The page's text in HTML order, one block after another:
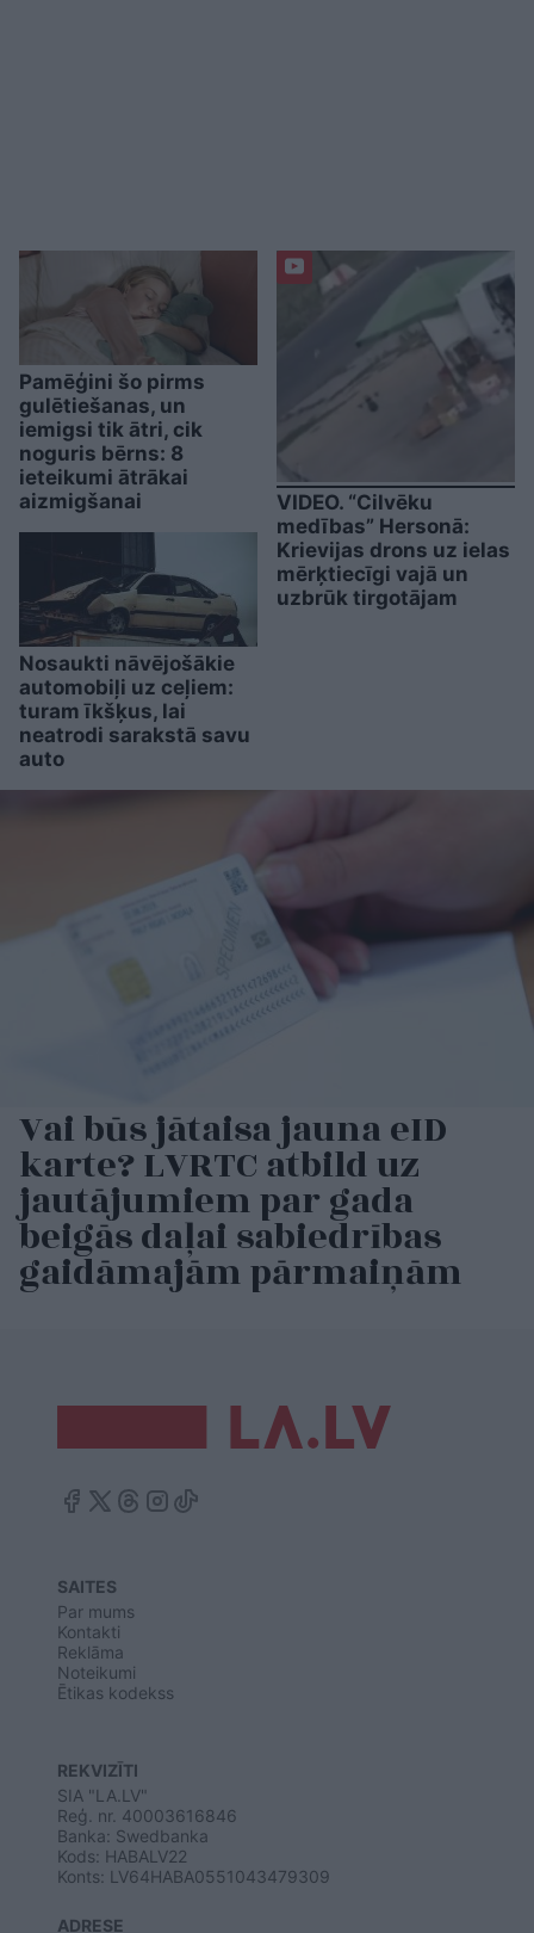
Pamēģini šo pirms
gulētiešanas, un
iemigsi tik ātri, cik
noguris bērns: 8
ieteikumi ātrākai
aizmigšanai
Nosaukti nāvējošākie
automobiļi uz ceļiem:
turam īkšķus, lai
neatrodi sarakstā savu
auto
VIDEO. “Cilvēku
medības” Hersonā:
Krievijas drons uz ielas
mērķtiecīgi vajā un
uzbrūk tirgotājam
Vai būs jātaisa jauna eID
karte? LVRTC atbild uz
jautājumiem par gada
beigās daļai sabiedrības
gaidāmajām pārmaiņām
SAITES
Par mums
Kontakti
Reklāma
Noteikumi
Ētikas kodekss
REKVIZĪTI
SIA "LA.LV"
Reģ. nr. 40003616846
Banka: Swedbanka
Kods: HABALV22
Konts: LV64HABA0551043479309
ADRESE